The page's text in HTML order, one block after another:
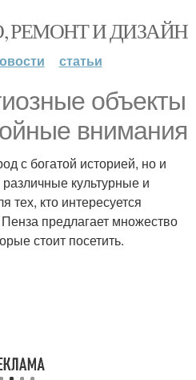
РЕМОНТ И ДИЗАЙН
статьи
объекты
внимания
с богатой историей, но и
культурные и
тех, кто интересуется
предлагает множество
стоит посетить.